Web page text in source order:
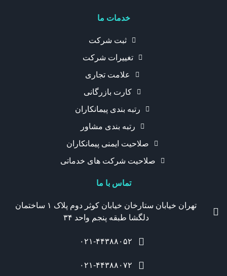
خدمات ما
ثبت شرکت
تغییرات شرکت
علامت تجاری
کارت بازرگانی
رتبه بندی پیمانکاران
رتبه بندی مشاور
صلاحیت ایمنی پیمانکاران
صلاحیت شرکت های خدماتی
تماس با ما
تهران خیابان ستارخان خیابان کوثر دوم پلاک ۱ ساختمان
دلگشا طبقه پنجم واحد ۳۴
۰۲۱-۴۴۳۸۸۰۵۲
۰۲۱-۴۴۳۸۸۰۷۲